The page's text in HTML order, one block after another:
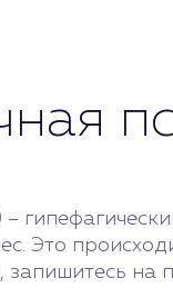
Это
на